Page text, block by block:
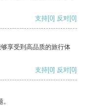
支持[0] 反对[0]
享受到高品质的旅行体
支持[0] 反对[0]